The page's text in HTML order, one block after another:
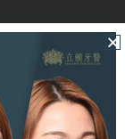
個因素環環相
用，很有可能
、牙冠應有的
師為您把關植